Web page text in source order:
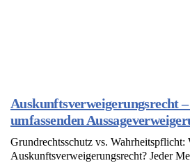
Auskunftsverweigerungsrecht
umfassenden
Grundrechtsschutz vs.
Auskunftsverweigerungsrecht? Jeder